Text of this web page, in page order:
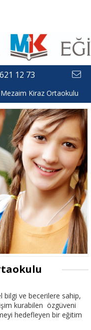
12 73
Mezaim Kiraz Ortaokulu
bilgi ve becerilere sahip,
kurabilen özgüveni
hedefleyen bir eğitim